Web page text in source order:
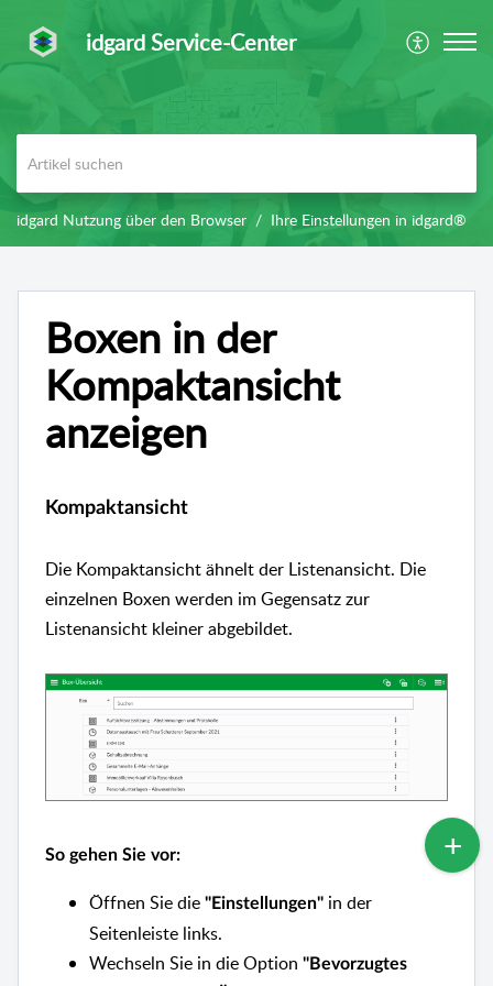
idgard Service-Center
idgard Nutzung über den Browser Ihre Einstellungen in idgard®
Boxen in der
Kompaktansicht
anzeigen
Kompaktansicht
Die Kompaktansicht ähnelt der Listenansicht. Die
einzelnen Boxen werden im Gegensatz zur
Listenansicht kleiner abgebildet.
So gehen Sie vor:
Öffnen Sie die "Einstellungen" in der
Seitenleiste links.
Wechseln Sie in die Option "Bevorzugtes